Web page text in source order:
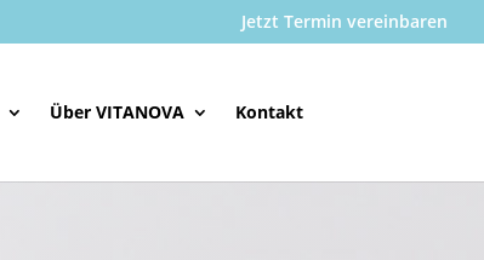
Jetzt Termin vereinbaren
Über VITANOVA Kontakt